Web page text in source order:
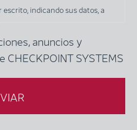
indicando sus datos, a
SLU, en la siguiente dirección: c/
correo electrónico a la siguiente
anuncios y
SYSTEMS